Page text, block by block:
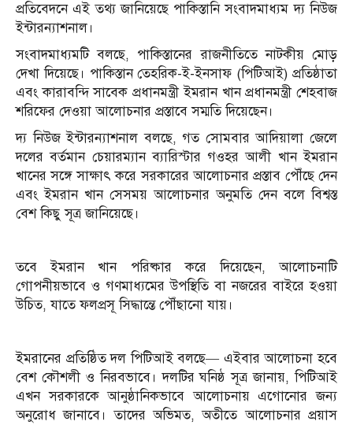
প্রতিবেদনে এই তথ্য জানিয়েছে পাকিস্তানি সংবাদমাধ্যম দ্য নিউজ
ইন্টারন্যাশনাল।
সংবাদমাধ্যমটি বলছে, পাকিস্তানের রাজনীতিতে নাটকীয় মোড়
দেখা দিয়েছে। পাকিস্তান তেহরিক-ই-ইনসাফ (পিটিআই) প্রতিষ্ঠাতা
এবং কারাবন্দি সাবেক প্রধানমন্ত্রী ইমরান খান প্রধানমন্ত্রী শেহবাজ
শরিফের দেওয়া আলোচনার প্রস্তাবে সম্মতি দিয়েছেন।
দ্য নিউজ ইন্টারন্যাশনাল বলছে, গত সোমবার আদিয়ালা জেলে
দলের বর্তমান চেয়ারম্যান ব্যারিস্টার গওহর আলী খান ইমরান
খানের সঙ্গে সাক্ষাৎ করে সরকারের আলোচনার প্রস্তাব পৌঁছে দেন
এবং ইমরান খান সেসময় আলোচনার অনুমতি দেন বলে বিশ্বস্ত
বেশ কিছু সূত্র জানিয়েছে।
তবে ইমরান খান পরিষ্কার করে দিয়েছেন, আলোচনাটি
গোপনীয়ভাবে ও গণমাধ্যমের উপস্থিতি বা নজরের বাইরে হওয়া
উচিত, যাতে ফলপ্রসূ সিদ্ধান্তে পৌঁছানো যায়।
ইমরানের প্রতিষ্ঠিত দল পিটিআই বলছে— এইবার আলোচনা হবে
বেশ কৌশলী ও নিরবভাবে। দলটির ঘনিষ্ঠ সূত্র জানায়, পিটিআই
এখন সরকারকে আনুষ্ঠানিকভাবে আলোচনায় এগোনোর জন্য
অনুরোধ জানাবে। তাদের অভিমত, অতীতে আলোচনার প্রয়াস